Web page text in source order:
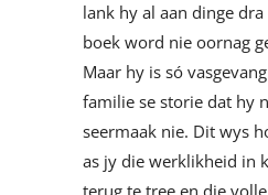
lank hy al aan dinge
boek word nie oornag
Maar hy is só
familie se storie dat hy
seermaak nie. Dit wys
as jy die werklikheid in